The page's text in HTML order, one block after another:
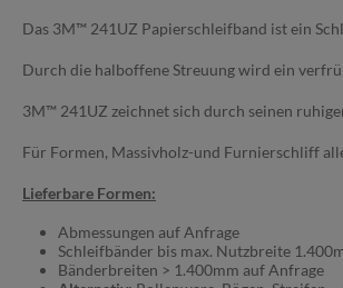
Das 3M™ 241UZ Papierschleifband ist ein
Durch die halboffene Streuung wird ein
3M™ 241UZ zeichnet sich durch seinen
Für Formen, Massivholz-und Furnierschliff
Lieferbare Formen:
Abmessungen auf Anfrage
Schleifbänder bis max. Nutzbreite
Bänderbreiten > 1.400mm auf Anfrage